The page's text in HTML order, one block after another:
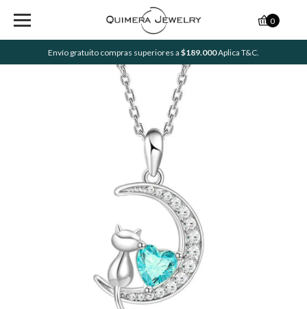
Envío gratuito compras superiores a $189.000Aplica T&C.
0